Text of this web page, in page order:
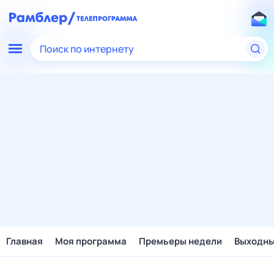
Поиск по интернету
Главная Моя программа Премьеры недели